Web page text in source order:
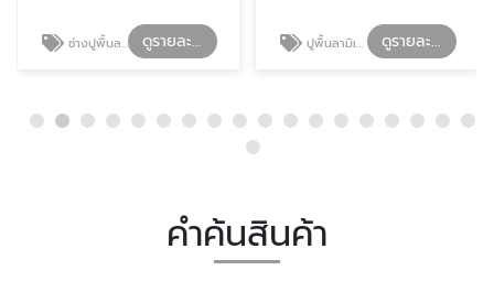
ช่างปูพื้นลามิเนต ดูรายละเอียด ปูพื้นลามิเนต กรุงเทพ ดูรายละเอียด
คำค้นสินค้า